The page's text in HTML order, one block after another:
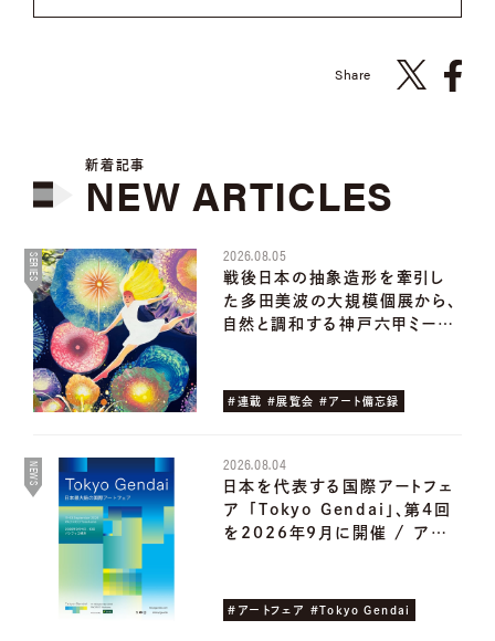
Share
新着記事
NEW ARTICLES
SERIES 2026.08.05
戦後日本の抽象造形を牽引し
た多田美波の大規模個展から、
自然と調和する神戸六甲ミー…
#連載 #展覧会 #アート備忘録
NEWS 2026.08.04
日本を代表する国際アートフェ
ア ｢Tokyo Gendai｣、第4回
を2026年9月に開催 / ア…
#アートフェア #Tokyo Gendai